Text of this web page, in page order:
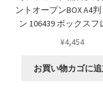
ントオープンBOX A4
ン 106439 ボックスフ
¥4,454
お買い物カゴに